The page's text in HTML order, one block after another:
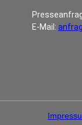
E-Mail: